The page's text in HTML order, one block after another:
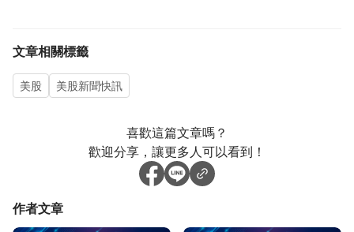
文章相關標籤
美股 美股新聞快訊
喜歡這篇文章嗎？
歡迎分享，讓更多人可以看到！
作者文章